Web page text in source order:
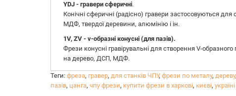
YDJ - гравери сферичні.
Конічні сферичні (радісно) гравери застосовуються
МДФ, твердої деревини, алюмінію і ін.
1V, ZV - v-образні конусні (для пазів).
Фрези конусні гравірувальні для створення V-
на дерево, ДСП, МДФ.
Теги: фреза, гравер, для станків ЧПУ, фрези по металу, дереву,
пазів, цанга, чпу фрези, купити фрези в харкові, києві, україні